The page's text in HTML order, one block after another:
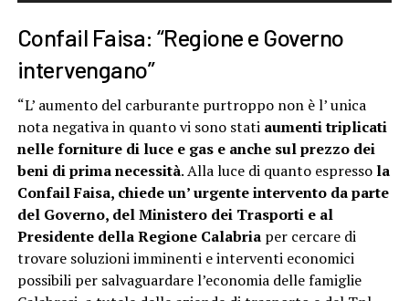
Confail Faisa: “Regione e Governo
intervengano”
“L’ aumento del carburante purtroppo non è l’ unica
nota negativa in quanto vi sono stati aumenti triplicati
nelle forniture di luce e gas e anche sul prezzo dei
beni di prima necessità. Alla luce di quanto espressola
Confail Faisa, chiede un’ urgente intervento da parte
del Governo, del Ministero dei Trasporti e al
Presidente della Regione Calabriaper cercare di
trovare soluzioni imminenti e interventi economici
possibili per salvaguardare l’economia delle famiglie